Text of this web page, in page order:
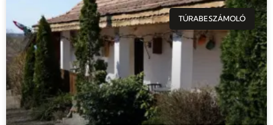
TÚRABESZÁMOLÓ